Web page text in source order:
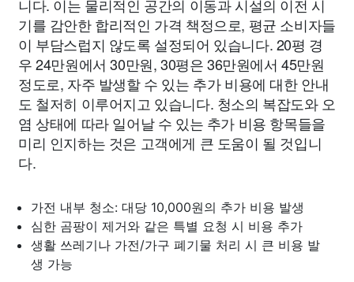
니다. 이는 물리적인 공간의 이동과 시설의 이전 시
기를 감안한 합리적인 가격 책정으로, 평균 소비자들
이 부담스럽지 않도록 설정되어 있습니다. 20평 경
우 24만원에서 30만원, 30평은 36만원에서 45만원
정도로, 자주 발생할 수 있는 추가 비용에 대한 안내
도 철저히 이루어지고 있습니다. 청소의 복잡도와 오
염 상태에 따라 일어날 수 있는 추가 비용 항목들을
미리 인지하는 것은 고객에게 큰 도움이 될 것입니
다.
가전 내부 청소: 대당 10,000원의 추가 비용 발생
심한 곰팡이 제거와 같은 특별 요청 시 비용 추가
생활 쓰레기나 가전/가구 폐기물 처리 시 큰 비용 발
생 가능